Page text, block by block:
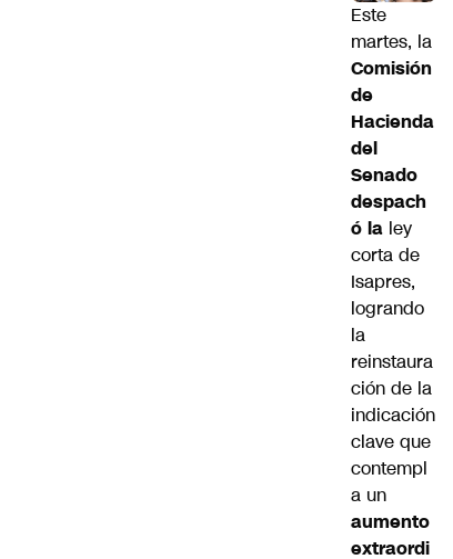
Este
martes, la
Comisión
de
Hacienda
del
Senado
despach
ó la ley
corta de
Isapres,
logrando
la
reinstaura
ción de la
indicación
clave que
contempl
a un
aumento
extraordi